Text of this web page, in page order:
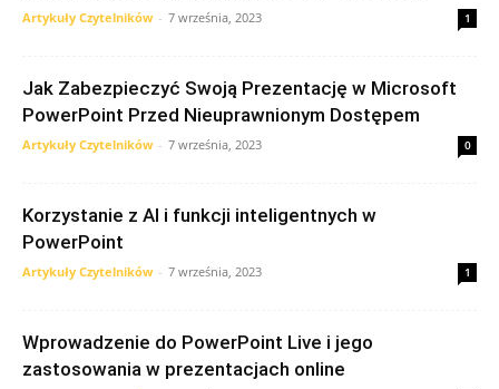
Artykuły Czytelników - 7 września, 2023 1
Jak Zabezpieczyć Swoją Prezentację w Microsoft
PowerPoint Przed Nieuprawnionym Dostępem
Artykuły Czytelników - 7 września, 2023 0
Korzystanie z AI i funkcji inteligentnych w
PowerPoint
Artykuły Czytelników - 7 września, 2023 1
Wprowadzenie do PowerPoint Live i jego
zastosowania w prezentacjach online